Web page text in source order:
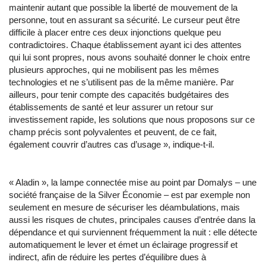
maintenir autant que possible la liberté de mouvement de la
personne, tout en assurant sa sécurité. Le curseur peut être
difficile à placer entre ces deux injonctions quelque peu
contradictoires. Chaque établissement ayant ici des attentes
qui lui sont propres, nous avons souhaité donner le choix entre
plusieurs approches, qui ne mobilisent pas les mêmes
technologies et ne s’utilisent pas de la même manière. Par
ailleurs, pour tenir compte des capacités budgétaires des
établissements de santé et leur assurer un retour sur
investissement rapide, les solutions que nous proposons sur ce
champ précis sont polyvalentes et peuvent, de ce fait,
également couvrir d’autres cas d’usage », indique-t-il.
« Aladin », la lampe connectée mise au point par Domalys – une
société française de la Silver Économie – est par exemple non
seulement en mesure de sécuriser les déambulations, mais
aussi les risques de chutes, principales causes d’entrée dans la
dépendance et qui surviennent fréquemment la nuit : elle détecte
automatiquement le lever et émet un éclairage progressif et
indirect, afin de réduire les pertes d’équilibre dues à